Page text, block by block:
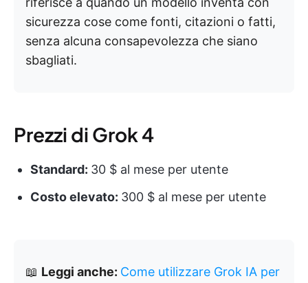
sicurezza cose come fonti, citazioni o fatti,
senza alcuna consapevolezza che siano
sbagliati.
Prezzi di Grok 4
Standard: 30 $ al mese per utente
Costo elevato: 300 $ al mese per utente
📖 Leggi anche: Come utilizzare Grok IA per